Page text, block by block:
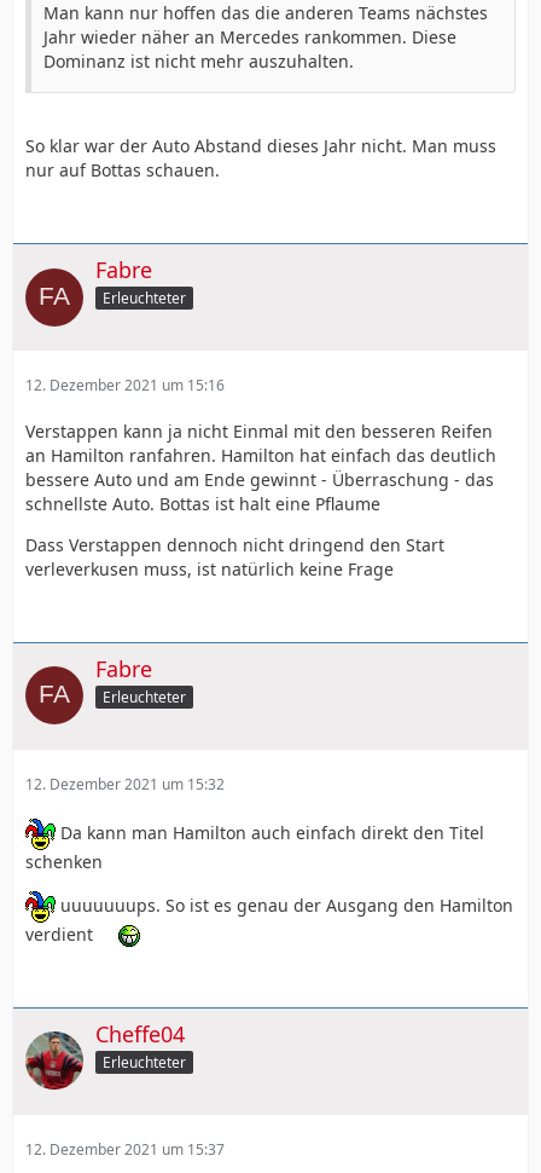
Man kann nur hoffen das die anderen Teams nächstes
Jahr wieder näher an Mercedes rankommen. Diese
Dominanz ist nicht mehr auszuhalten.
So klar war der Auto Abstand dieses Jahr nicht. Man muss
nur auf Bottas schauen.
Fabre
Erleuchteter
12. Dezember 2021 um 15:16
Verstappen kann ja nicht Einmal mit den besseren Reifen
an Hamilton ranfahren. Hamilton hat einfach das deutlich
bessere Auto und am Ende gewinnt - Überraschung - das
schnellste Auto. Bottas ist halt eine Pflaume
Dass Verstappen dennoch nicht dringend den Start
verleverkusen muss, ist natürlich keine Frage
Fabre
Erleuchteter
12. Dezember 2021 um 15:32
Da kann man Hamilton auch einfach direkt den Titel
schenken
uuuuuuups. So ist es genau der Ausgang den Hamilton
verdient
Cheffe04
Erleuchteter
12. Dezember 2021 um 15:37